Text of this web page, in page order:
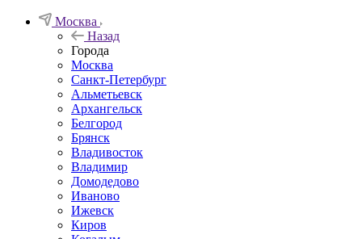
Москва
Назад
Города
Москва
Санкт-Петербург
Альметьевск
Архангельск
Белгород
Брянск
Владивосток
Владимир
Домодедово
Иваново
Ижевск
Киров